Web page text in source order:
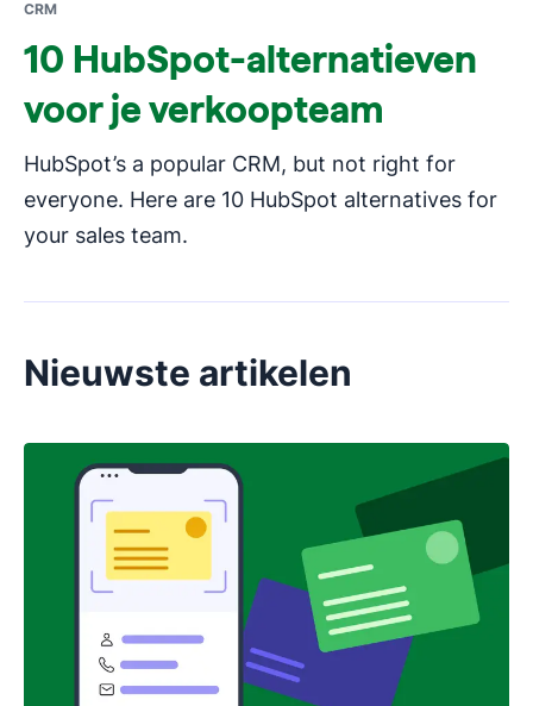
CRM
10 HubSpot-alternatieven
voor je verkoopteam
HubSpot’s a popular CRM, but not right for
everyone. Here are 10 HubSpot alternatives for
your sales team.
Nieuwste artikelen